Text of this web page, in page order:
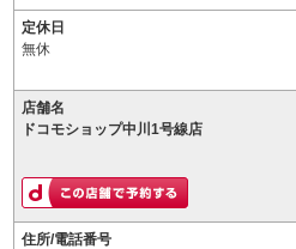
定休日
無休
店舗名
ドコモショップ中川1号線店
住所/電話番号